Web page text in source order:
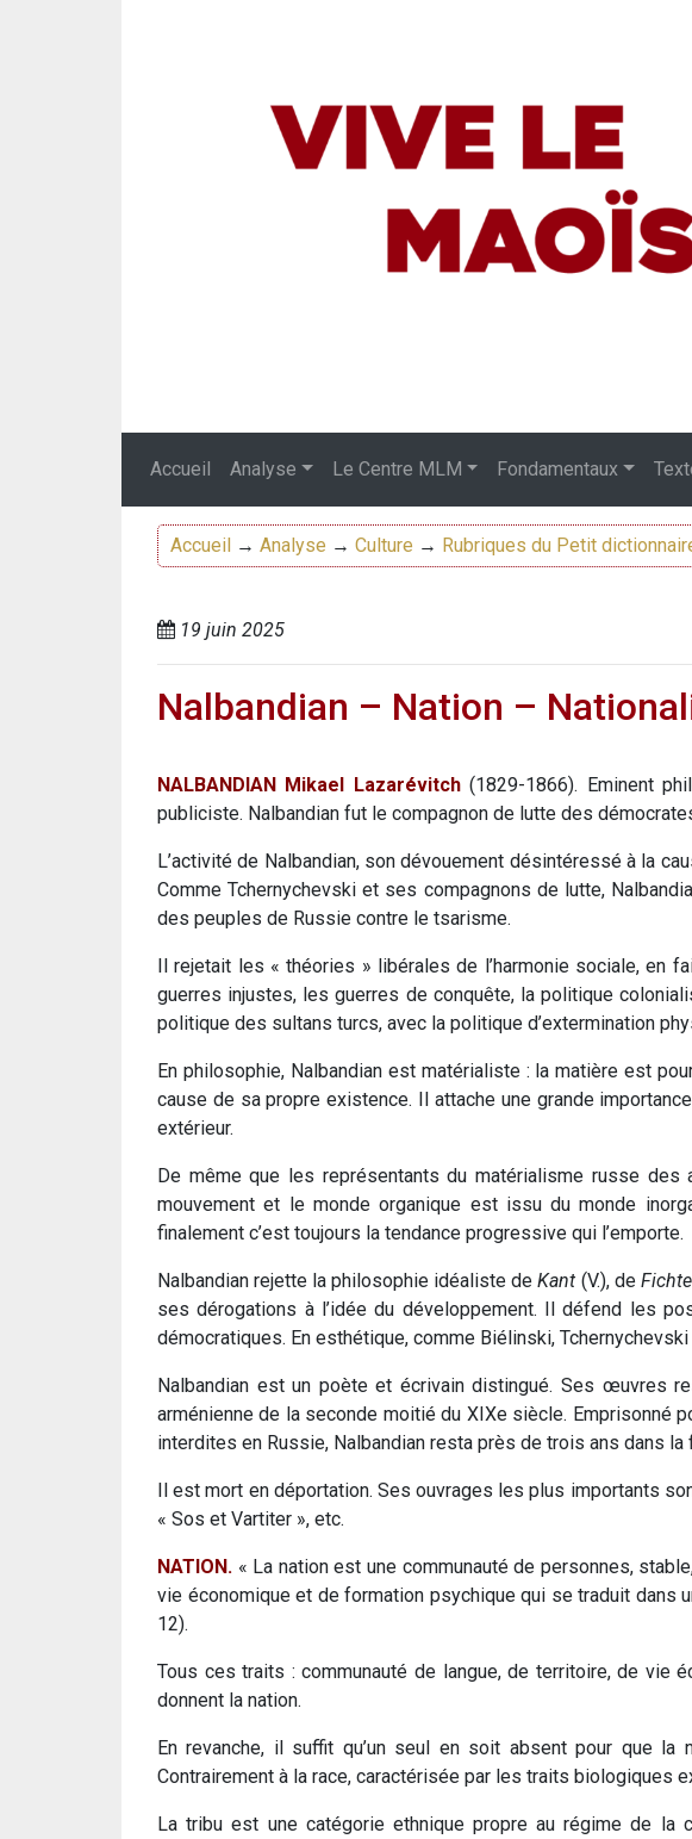
Accueil Analyse Le Centre MLM Fondamentaux
Accueil → Analyse → Culture → Rubriques du Petit
19 juin 2025
Nalbandian – Nation –
NALBANDIAN Mikael Lazarévitch(1829-1866). Eminent
publiciste. Nalbandian fut le compagnon de lutte des
L’activité de Nalbandian, son dévouement désintéressé à la
Comme Tchernychevski et ses compagnons de lutte,
des peuples de Russie contre le tsarisme.
Il rejetait les « théories » libérales de l’harmonie sociale, en
guerres injustes, les guerres de conquête, la politique
politique des sultans turcs, avec la politique d’extermination
En philosophie, Nalbandian est matérialiste : la matière est
cause de sa propre existence. Il attache une grande importance
extérieur.
De même que les représentants du matérialisme russe
mouvement et le monde organique est issu du monde
finalement c’est toujours la tendance progressive qui l’emporte.
Nalbandian rejette la philosophie idéaliste deKant (V.), de Fichte
ses dérogations à l’idée du développement. Il défend les
démocratiques. En esthétique, comme Biélinski,
Nalbandian est un poète et écrivain distingué. Ses œuvres
arménienne de la seconde moitié du XIXe siècle. Emprisonné
interdites en Russie, Nalbandian resta près de trois ans dans
Il est mort en déportation. Ses ouvrages les plus importants
« Sos et Vartiter », etc.
NATION. « La nation est une communauté de personnes,
vie économique et de formation psychique qui se traduit dans
12).
Tous ces traits : communauté de langue, de territoire, de vie
donnent la nation.
En revanche, il suffit qu’un seul en soit absent pour que
Contrairement à la race, caractérisée par les traits biologiques
La tribu est une catégorie ethnique propre au régime de la